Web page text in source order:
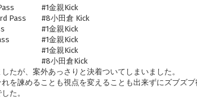
#1金親Kick
Pass
#8小田倉 Kick
#1金親Kick
#1金親Kick
#1金親Kick
#8小田倉Kick
たが、案外あっさりと決着ついてしまいました。
を諫めることも視点を変えることも出来ずにズブズブ
た。